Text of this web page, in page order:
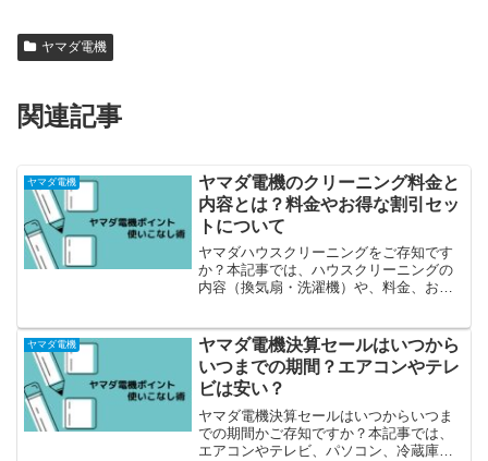
ヤマダ電機
関連記事
ヤマダ電機
ヤマダ電機のクリーニング料金と
内容とは？料金やお得な割引セッ
トについて
ヤマダハウスクリーニングをご存知です
か？本記事では、ハウスクリーニングの
内容（換気扇・洗濯機）や、料金、お得
ヤマダ電機
ヤマダ電機決算セールはいつから
いつまでの期間？エアコンやテレ
ビは安い？
ヤマダ電機決算セールはいつからいつま
での期間かご存知ですか？本記事では、
エアコンやテレビ、パソコン、冷蔵庫が